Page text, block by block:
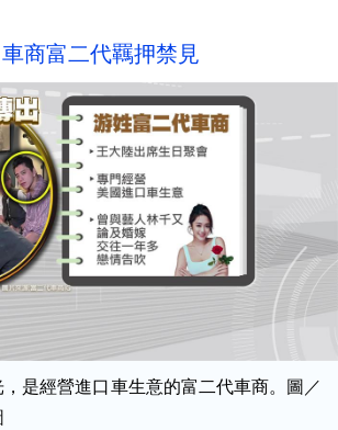
商富二代羈押禁見
是經營進口車生意的富二代車商。圖／